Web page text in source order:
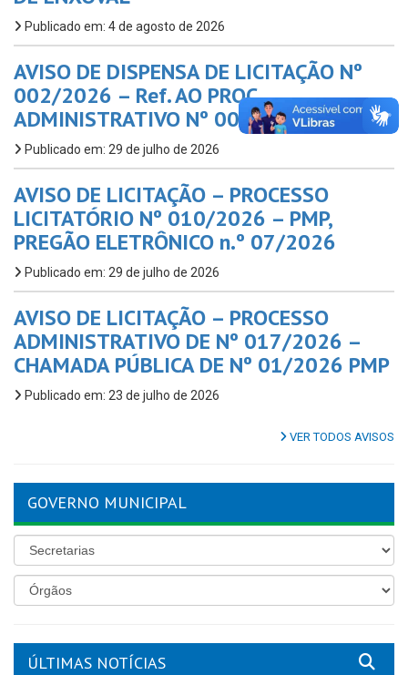
Publicado em: 4 de agosto de 2026
AVISO DE DISPENSA DE LICITAÇÃO Nº
002/2026 – Ref. AO PROC.
ADMINISTRATIVO Nº 002/2025 – FMAS
Publicado em: 29 de julho de 2026
AVISO DE LICITAÇÃO – PROCESSO
LICITATÓRIO Nº 010/2026 – PMP,
PREGÃO ELETRÔNICO n.º 07/2026
Publicado em: 29 de julho de 2026
AVISO DE LICITAÇÃO – PROCESSO
ADMINISTRATIVO DE Nº 017/2026 –
CHAMADA PÚBLICA DE Nº 01/2026 PMP
Publicado em: 23 de julho de 2026
VER TODOS AVISOS
GOVERNO MUNICIPAL
ÚLTIMAS NOTÍCIAS